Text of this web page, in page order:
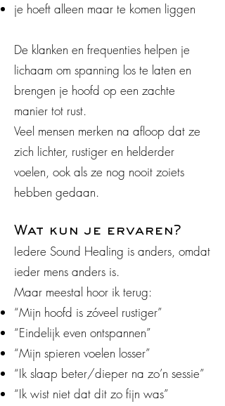
je hoeft alleen maar te komen liggen
De klanken en frequenties helpen je
lichaam om spanning los te laten en
brengen je hoofd op een zachte
manier tot rust.
Veel mensen merken na afloop dat ze
zich lichter, rustiger en helderder
voelen, ook als ze nog nooit zoiets
hebben gedaan.
Wat kun je ervaren?
Iedere Sound Healing is anders, omdat
ieder mens anders is.
Maar meestal hoor ik terug:
“Mijn hoofd is zóveel rustiger”
“Eindelijk even ontspannen”
“Mijn spieren voelen losser”
“Ik slaap beter/dieper na zo’n sessie”
“Ik wist niet dat dit zo fijn was”